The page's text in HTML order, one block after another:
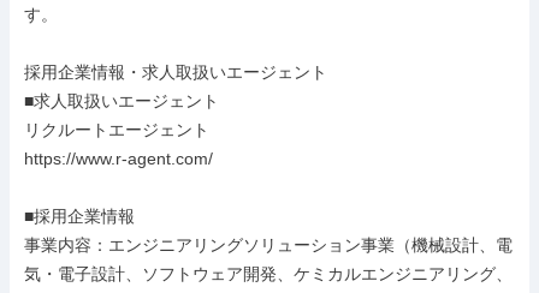
す。
採用企業情報・求人取扱いエージェント
■求人取扱いエージェント
リクルートエージェント
https://www.r-agent.com/
■採用企業情報
事業内容：エンジニアリングソリューション事業（機械設計、電
気・電子設計、ソフトウェア開発、ケミカルエンジニアリング、